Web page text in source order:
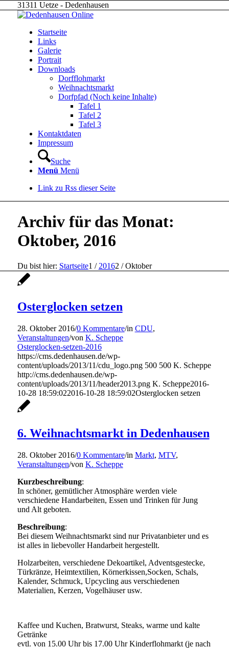
31311 Uetze - Dedenhausen
Startseite
Links
Galerie
Portrait
Downloads
Dorfflohmarkt
Weihnachtsmarkt
Dorfpfad (Noch keine Inhalte)
Tafel 1
Tafel 2
Tafel 3
Kontaktdaten
Impressum
Suche
Menü Menü
Link zu Rss dieser Seite
Archiv für das Monat:
Oktober, 2016
Du bist hier: Startseite1 / 20162 / Oktober
Osterglocken setzen
28. Oktober 2016/0 Kommentare/in CDU,
Veranstaltungen/von K. Scheppe
Osterglocken-setzen-2016
https://cms.dedenhausen.de/wp-
content/uploads/2013/11/cdu_logo.png 500 500 K. Scheppe
http://cms.dedenhausen.de/wp-
content/uploads/2013/11/header2013.png K. Scheppe2016-
10-28 18:59:022016-10-28 18:59:02Osterglocken setzen
6. Weihnachtsmarkt in Dedenhausen
28. Oktober 2016/0 Kommentare/in Markt, MTV,
Veranstaltungen/von K. Scheppe
Kurzbeschreibung:
In schöner, gemütlicher Atmosphäre werden viele
verschiedene Handarbeiten, Essen und Trinken für Jung
und Alt geboten.
Beschreibung:
Bei diesem Weihnachtsmarkt sind nur Privatanbieter und es
ist alles in liebevoller Handarbeit hergestellt.
Holzarbeiten, verschiedene Dekoartikel, Adventsgestecke,
Türkränze, Heimtextilien, Körnerkissen,Socken, Schals,
Kalender, Schmuck, Upcycling aus verschiedenen
Materialien, Kerzen, Vogelhäuser usw.
Kaffee und Kuchen, Bratwurst, Steaks, warme und kalte
Getränke
evtl. von 15.00 Uhr bis 17.00 Uhr Kinderflohmarkt (je nach